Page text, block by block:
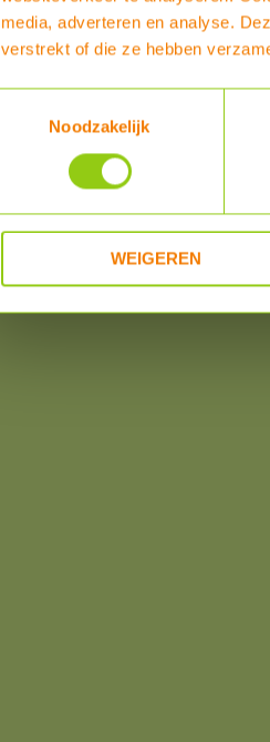
media, adverteren en analyse.
verstrekt of die ze hebben
Noodzakelijk
WEIGEREN
Klanten over product
Dit product heeft reviews
Overall beoordeling
SCHRIJF EEN REVIEW